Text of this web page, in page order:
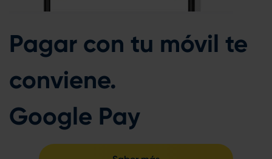
Pagar con tu móvil te
conviene.
Google Pay